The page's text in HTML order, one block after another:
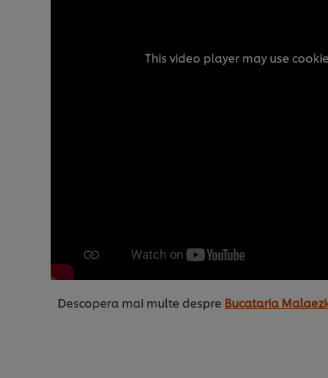
This video player may use
Descopera mai multe despre Bucataria